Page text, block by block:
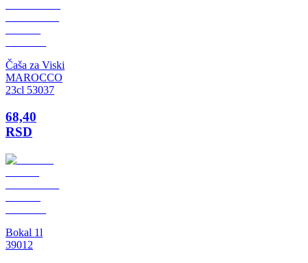
Čaša za Viski
MAROCCO
23cl 53037
68,40
RSD
Bokal 1l
39012